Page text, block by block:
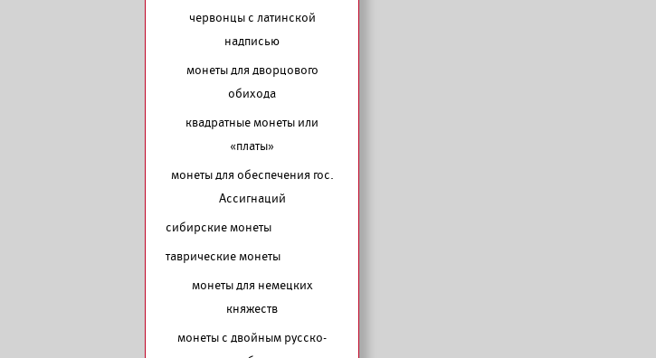
червонцы с латинской
надписью
монеты для дворцового
обихода
квадратные монеты или
«платы»
монеты для обеспечения гос.
Ассигнаций
сибирские монеты
таврические монеты
монеты для немецких
княжеств
монеты с двойным русско-